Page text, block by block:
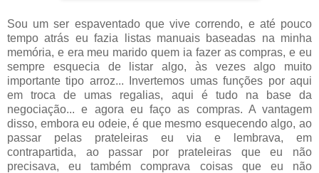
Sou um ser espaventado que vive correndo, e até pouco
tempo atrás eu fazia listas manuais baseadas na minha
memória, e era meu marido quem ia fazer as compras, e eu
sempre esquecia de listar algo, às vezes algo muito
importante tipo arroz... Invertemos umas funções por aqui
em troca de umas regalias, aqui é tudo na base da
negociação... e agora eu faço as compras. A vantagem
disso, embora eu odeie, é que mesmo esquecendo algo, ao
passar pelas prateleiras eu via e lembrava, em
contrapartida, ao passar por prateleiras que eu não
precisava, eu também comprava coisas que eu não